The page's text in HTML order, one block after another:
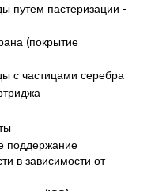
путем пастеризации -
(покрытие
с частицами серебра
поддержание
в зависимости от